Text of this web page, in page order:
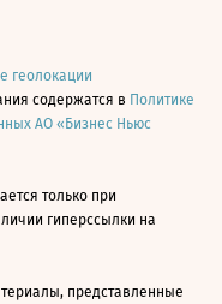
геолокации
содержатся в Политике
АО «Бизнес Ньюс
только при
гиперссылки на
представленные